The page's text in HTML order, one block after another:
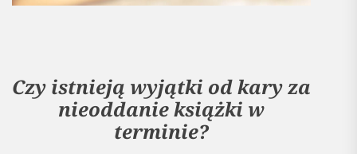
Czy istnieją wyjątki od kary za
nieoddanie książki w
terminie?